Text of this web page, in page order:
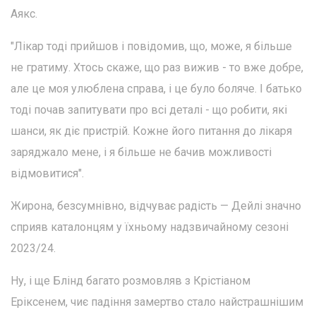
Аякс.
"Лікар тоді прийшов і повідомив, що, може, я більше
не гратиму. Хтось скаже, що раз вижив - то вже добре,
але це моя улюблена справа, і це було боляче. І батько
тоді почав запитувати про всі деталі - що робити, які
шанси, як діє пристрій. Кожне його питання до лікаря
заряджало мене, і я більше не бачив можливості
відмовитися".
Жирона, безсумнівно, відчуває радість — Дейлі значно
сприяв каталонцям у їхньому надзвичайному сезоні
2023/24.
Ну, і ще Блінд багато розмовляв з Крістіаном
Еріксенем, чиє падіння замертво стало найстрашнішим